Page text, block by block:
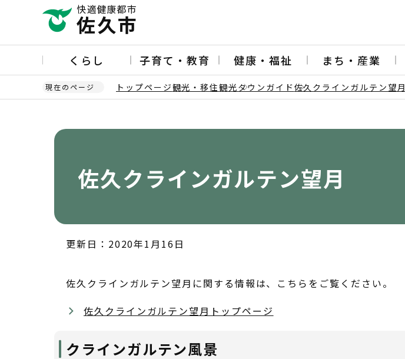
ー
の
くらし 子育て・教育 健康・福祉 まち・産業
現在のページ トップページ観光・移住観光タウンガイド佐久クラインガルテン望月
佐久クラインガルテン望月
更新日：2020年1月16日
佐久クラインガルテン望月に関する情報は、こちらをご覧ください。
佐久クラインガルテン望月トップページ
クラインガルテン風景